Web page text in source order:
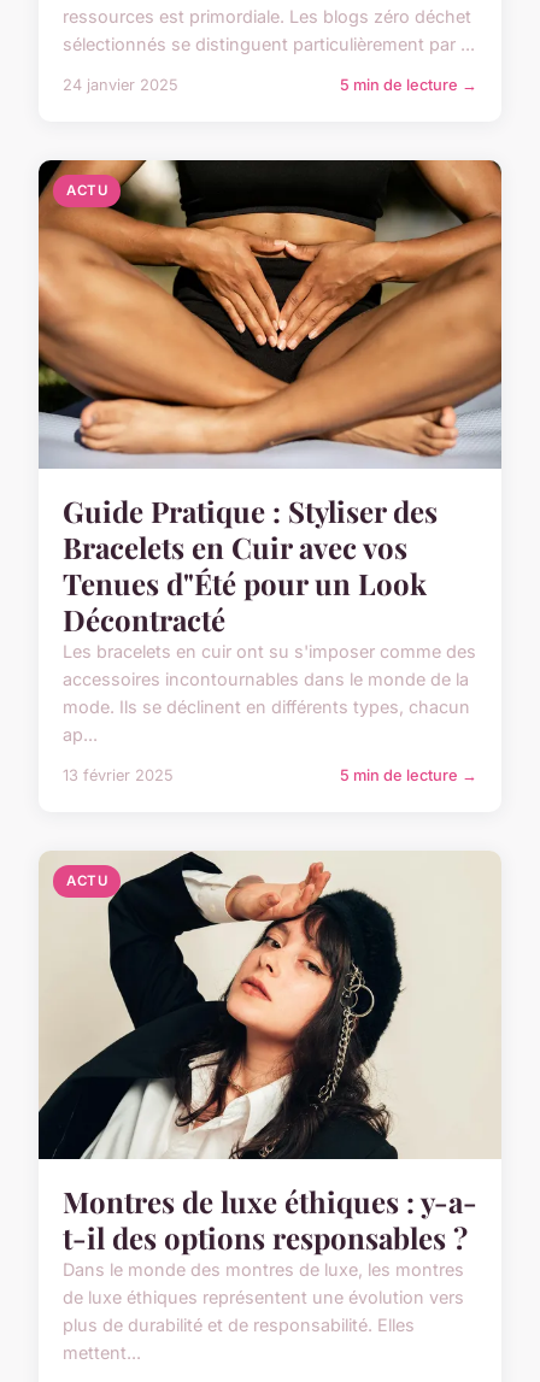
ressources est primordiale. Les blogs zéro déchet
sélectionnés se distinguent particulièrement par ...
24 janvier 2025 5 min de lecture →
ACTU
Guide Pratique : Styliser des
Bracelets en Cuir avec vos
Tenues d"Été pour un Look
Décontracté
Les bracelets en cuir ont su s'imposer comme des
accessoires incontournables dans le monde de la
mode. Ils se déclinent en différents types, chacun
ap...
13 février 2025 5 min de lecture →
ACTU
Montres de luxe éthiques : y-a-
t-il des options responsables ?
Dans le monde des montres de luxe, les montres
de luxe éthiques représentent une évolution vers
plus de durabilité et de responsabilité. Elles
mettent...